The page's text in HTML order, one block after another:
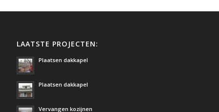
LAATSTE PROJECTEN:
Plaatsen dakkapel
Plaatsen dakkapel
Vervangen kozijnen